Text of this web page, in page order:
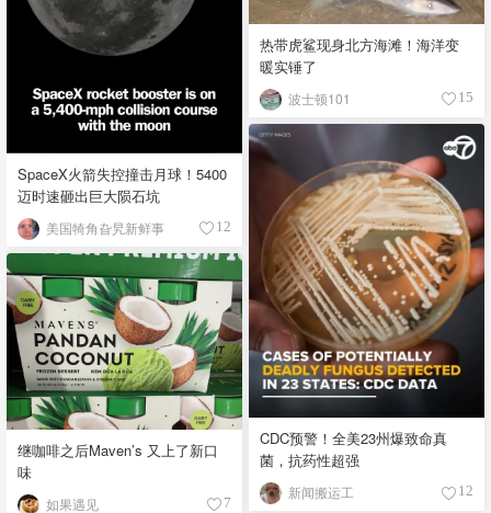
热带虎鲨现身北方海滩！海洋变
暖实锤了
波士顿101 15
SpaceX火箭失控撞击月球！5400
迈时速砸出巨大陨石坑
美国犄角旮旯新鲜事 12
CDC预警！全美23州爆致命真
菌，抗药性超强
新闻搬运工 12
继咖啡之后Maven’s 又上了新口
味
如果遇见 7